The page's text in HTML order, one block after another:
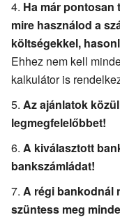
Ha már pontosan
mire használod a
költségekkel,
Ehhez nem kell
kalkulátor is
Az ajánlatok
legmegfelelőbbet!
A kiválasztott
bankszámládat!
A régi bankodnál
szüntess meg